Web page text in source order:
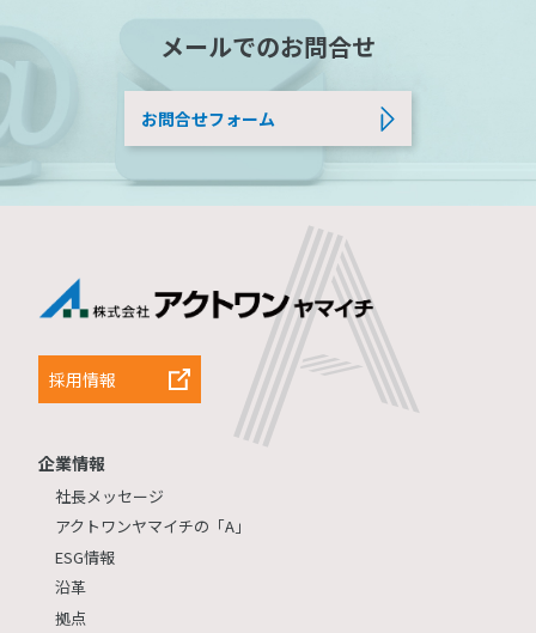
メールでのお問合せ
お問合せフォーム
採用情報
企業情報
社長メッセージ
アクトワンヤマイチの「A」
ESG情報
沿革
拠点